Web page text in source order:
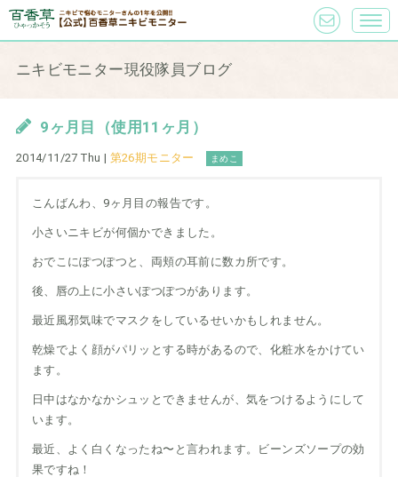
ニキビモニター現役隊員ブログ
9ヶ月目（使用11ヶ月）
2014/11/27 Thu | 第26期モニター まめこ
こんばんわ、9ヶ月目の報告です。
小さいニキビが何個かできました。
おでこにぽつぽつと、両頬の耳前に数カ所です。
後、唇の上に小さいぽつぽつがあります。
最近風邪気味でマスクをしているせいかもしれません。
乾燥でよく顔がパリッとする時があるので、化粧水をかけてい
ます。
日中はなかなかシュッとできませんが、気をつけるようにして
います。
最近、よく白くなったね〜と言われます。ビーンズソープの効
果ですね！